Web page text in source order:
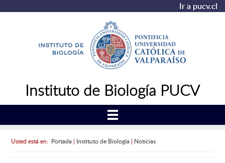
Ir a pucv.cl
Instituto de Biología PUCV
Usted está en: Portada| Instituto de Biología| Noticias